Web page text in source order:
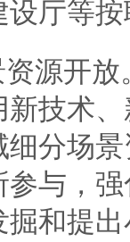
厅等
资源开
技术
分场
与，
和提